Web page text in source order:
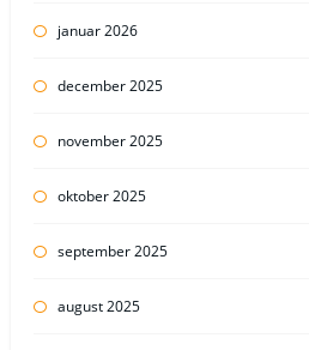
januar 2026
december 2025
november 2025
oktober 2025
september 2025
august 2025